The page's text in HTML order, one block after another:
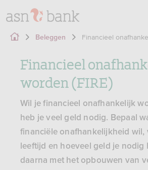
Beleggen Financieel
Financieel
worden (FIRE)
Wil je financieel onafhankelijk
heb je veel geld nodig. Bepaal
financiële onafhankelijkheid wil,
leeftijd en hoeveel geld je nodig
daarna met het opbouwen van